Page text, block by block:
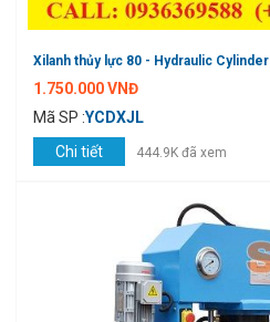
Xilanh thủy lực 80 - Hydraulic Cylinder
1.750.000 VNĐ
Mã SP :YCDXJL
Chi tiết
444.9K đã xem